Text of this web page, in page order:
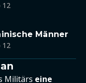
12
Männer
12
Militärs eine